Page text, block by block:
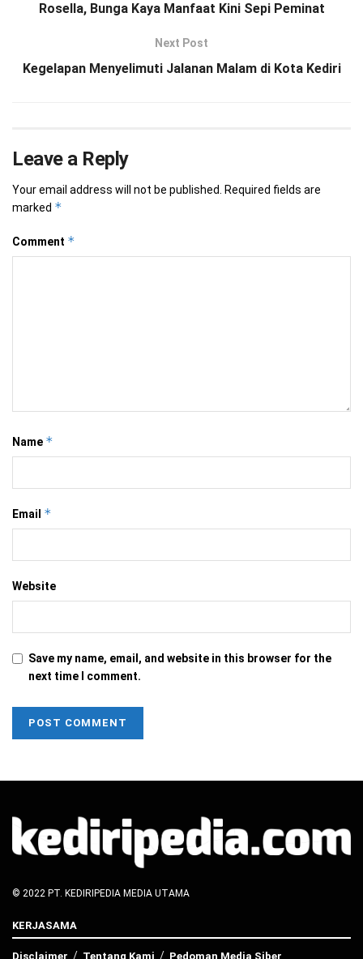
Rosella, Bunga Kaya Manfaat Kini Sepi Peminat
Next Post
Kegelapan Menyelimuti Jalanan Malam di Kota Kediri
Leave a Reply
Your email address will not be published. Required fields are
marked *
Comment *
Name *
Email *
Website
Save my name, email, and website in this browser for the
next time I comment.
© 2022 PT. KEDIRIPEDIA MEDIA UTAMA
KERJASAMA
Disclaimer Tentang Kami Pedoman Media Siber